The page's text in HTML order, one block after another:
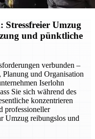
Stressfreier Umzug
und pünktliche
verbunden –
und Organisation
Iserlohn
Sie sich während des
konzentrieren
professioneller
Umzug reibungslos und